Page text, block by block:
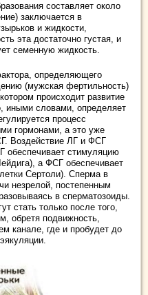
составляет около
заключается в
и жидкости,
эта достаточно густая, и
семенную жидкость.
определяющего
(мужская фертильность)
происходит развитие
иными словами, определяет
процесс
гормонами, а это уже
Воздействие ЛГ и ФСГ
обеспечивает стимуляцию
а ФСГ обеспечивает
Сертоли). Сперма в
незрелой, постепенным
в сперматозоиды.
стать только после того,
обретя подвижность,
канале, где и пробудет до